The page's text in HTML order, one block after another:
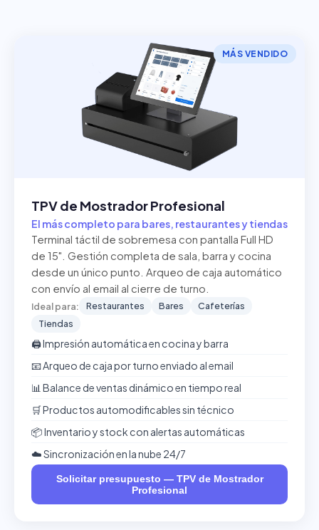
MÁS VENDIDO
TPV de Mostrador Profesional
El más completo para bares, restaurantes y tiendas
Terminal táctil de sobremesa con pantalla Full HD
de 15". Gestión completa de sala, barra y cocina
desde un único punto. Arqueo de caja automático
con envío al email al cierre de turno.
Ideal para: Restaurantes Bares
Cafeterías
Tiendas
🖨️ Impresión automática en cocina y barra
📧 Arqueo de caja por turno enviado al email
📊 Balance de ventas dinámico en tiempo real
🛒 Productos automodificables sin técnico
📦 Inventario y stock con alertas automáticas
☁️ Sincronización en la nube 24/7
Solicitar presupuesto — TPV de Mostrador
Profesional